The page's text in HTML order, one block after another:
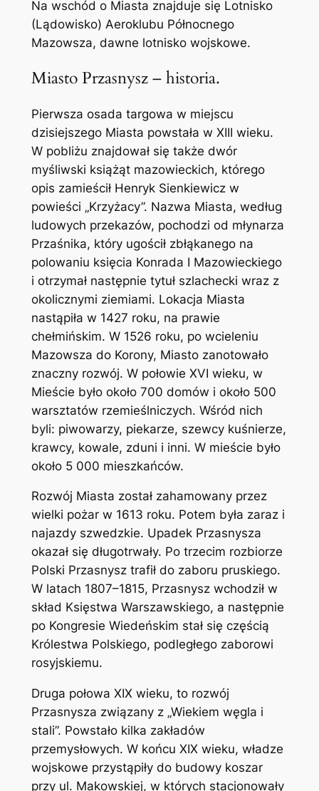
Na wschód o Miasta znajduje się Lotnisko
(Lądowisko) Aeroklubu Północnego
Mazowsza, dawne lotnisko wojskowe.
Miasto Przasnysz – historia.
Pierwsza osada targowa w miejscu
dzisiejszego Miasta powstała w XIII wieku.
W pobliżu znajdował się także dwór
myśliwski książąt mazowieckich, którego
opis zamieścił Henryk Sienkiewicz w
powieści „Krzyżacy”. Nazwa Miasta, według
ludowych przekazów, pochodzi od młynarza
Przaśnika, który ugościł zbłąkanego na
polowaniu księcia Konrada I Mazowieckiego
i otrzymał następnie tytuł szlachecki wraz z
okolicznymi ziemiami. Lokacja Miasta
nastąpiła w 1427 roku, na prawie
chełmińskim. W 1526 roku, po wcieleniu
Mazowsza do Korony, Miasto zanotowało
znaczny rozwój. W połowie XVI wieku, w
Mieście było około 700 domów i około 500
warsztatów rzemieślniczych. Wśród nich
byli: piwowarzy, piekarze, szewcy kuśnierze,
krawcy, kowale, zduni i inni. W mieście było
około 5 000 mieszkańców.
Rozwój Miasta został zahamowany przez
wielki pożar w 1613 roku. Potem była zaraz i
najazdy szwedzkie. Upadek Przasnysza
okazał się długotrwały. Po trzecim rozbiorze
Polski Przasnysz trafił do zaboru pruskiego.
W latach 1807–1815, Przasnysz wchodził w
skład Księstwa Warszawskiego, a następnie
po Kongresie Wiedeńskim stał się częścią
Królestwa Polskiego, podległego zaborowi
rosyjskiemu.
Druga połowa XIX wieku, to rozwój
Przasnysza związany z „Wiekiem węgla i
stali”. Powstało kilka zakładów
przemysłowych. W końcu XIX wieku, władze
wojskowe przystąpiły do budowy koszar
przy ul. Makowskiej, w których stacjonowały